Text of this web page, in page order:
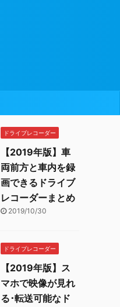
ドライブレコーダー
【2019年版】車
両前方と車内を録
画できるドライブ
レコーダーまとめ
2019/10/30
ドライブレコーダー
【2019年版】ス
マホで映像が見れ
る･転送可能なド